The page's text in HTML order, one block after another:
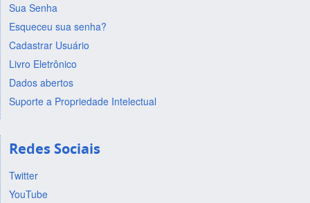
Sua Senha
Esqueceu sua senha?
Cadastrar Usuário
Livro Eletrônico
Dados abertos
Suporte a Propriedade Intelectual
Redes Sociais
Twitter
YouTube